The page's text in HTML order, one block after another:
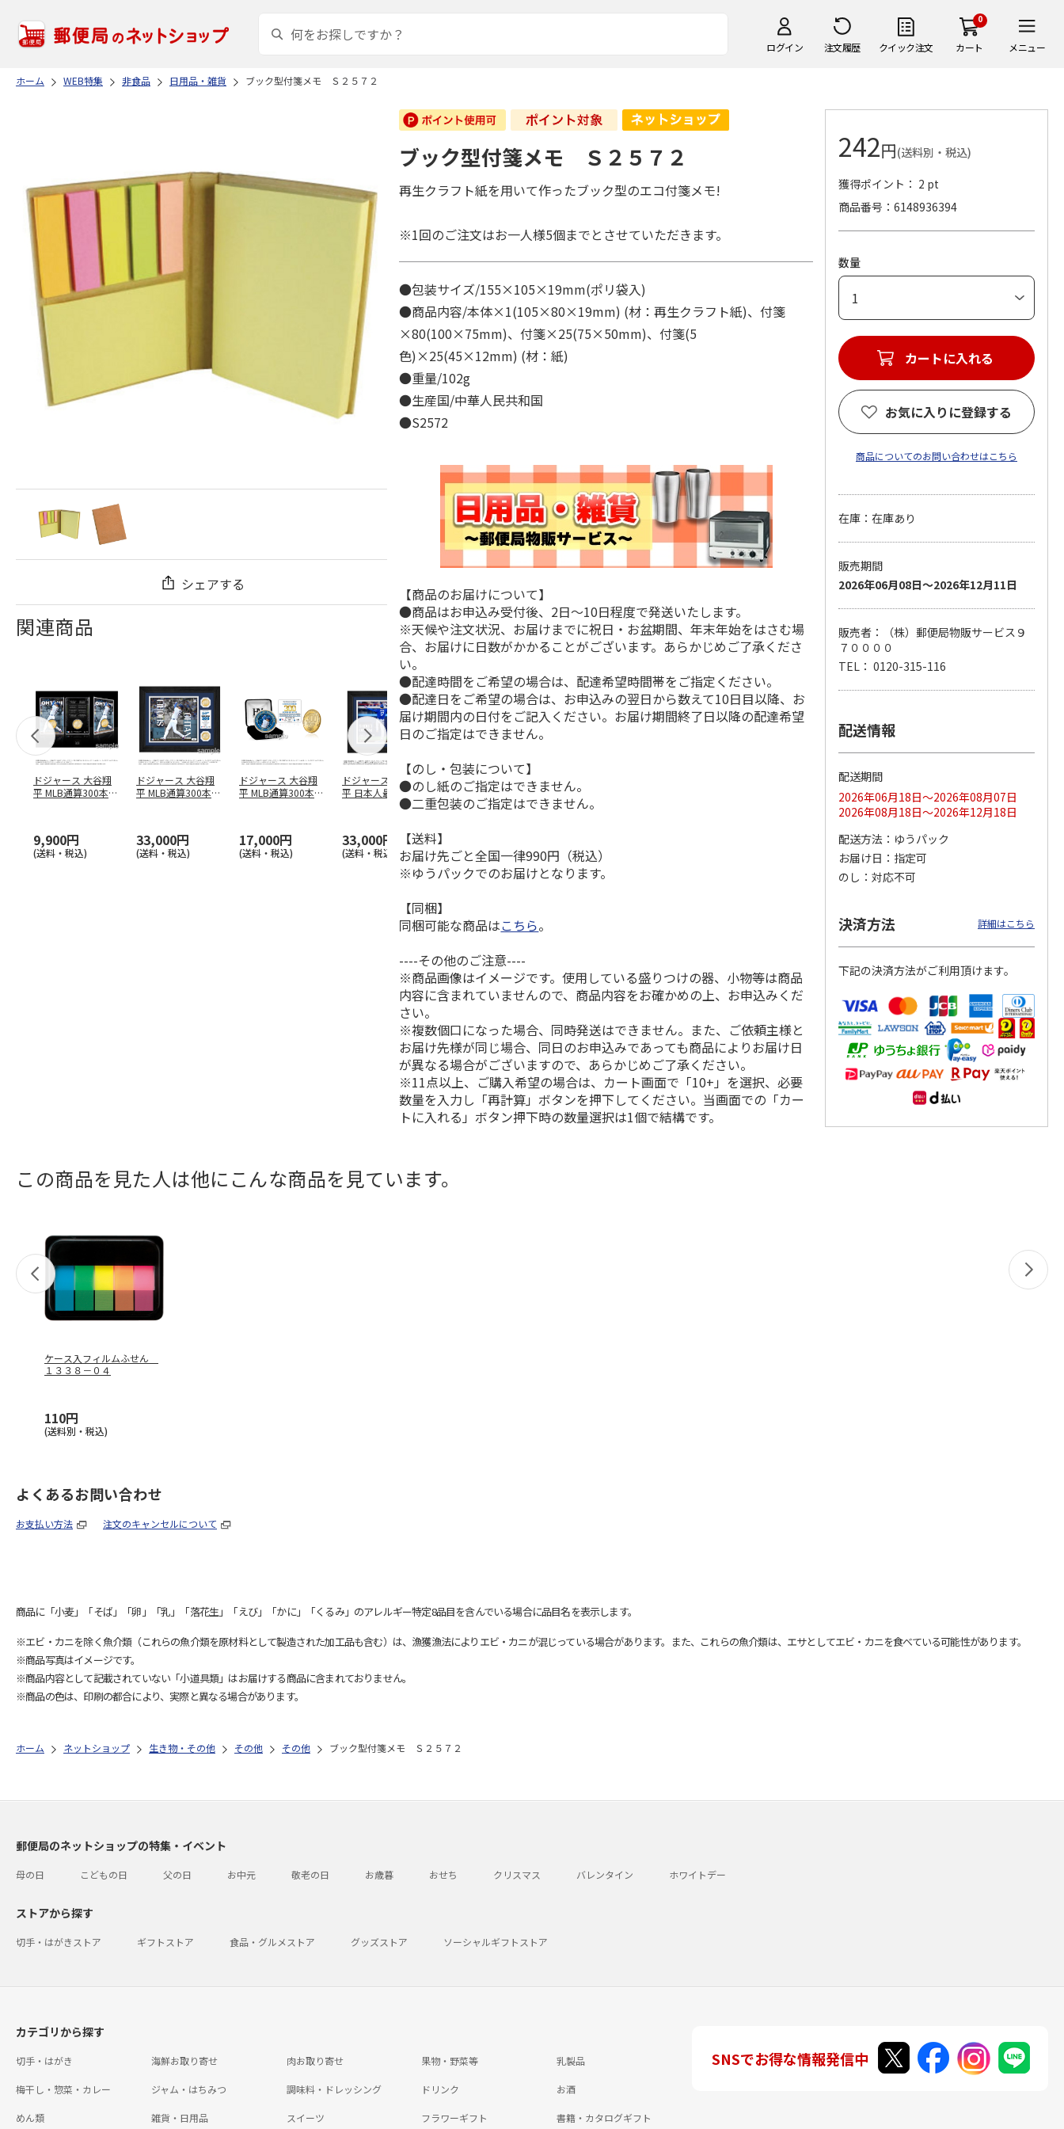
ログイン 注文履歴 クイック注文
0
カート メニュー
ホーム WEB特集 非食品 日用品・雑貨 ブック型付箋メモ Ｓ２５７２
シェアする
関連商品
ドジャース 大谷翔
平 MLB通算300本塁
9,900円
(送料・税込)
ドジャース 大谷翔
平 MLB通算300本塁
33,000円
(送料・税込)
ドジャース 大谷翔
平 MLB通算300本塁
17,000円
(送料・税込)
ドジャース 大谷翔
平 日本人最多53試
合連続出塁記念 ダ
33,000円
(送料・税込)
MLB ドジャース 大
谷翔平 2026 NL 3・
4月投手…
(送料・税込)
ドジャース 大谷翔
平 日本人最多53試
合連続出塁記念 コ
(送料・税込)
ドジャース 大谷翔
平 日本人最多53試
合連続出塁記念 シ
ル…
17,000円
(送料・税込)
谷翔平 2026 NL 3・
4月投手…
ブック型付箋メモ Ｓ２５７２
再生クラフト紙を用いて作ったブック型のエコ付箋メモ!
※1回のご注文はお一人様5個までとさせていただきます。
●包装サイズ/155×105×19mm(ポリ袋入)
●商品内容/本体×1(105×80×19mm) (材：再生クラフト紙)、付箋
×80(100×75mm)、付箋×25(75×50mm)、付箋(5
色)×25(45×12mm) (材：紙)
●重量/102g
●生産国/中華人民共和国
●S2572
【商品のお届けについて】
●商品はお申込み受付後、2日～10日程度で発送いたします。
※天候や注文状況、お届けまでに祝日・お盆期間、年末年始をはさむ場
合、お届けに日数がかかることがございます。あらかじめご了承くださ
い。
●配達時間をご希望の場合は、配達希望時間帯をご指定ください。
●配達日をご希望の場合は、お申込みの翌日から数えて10日目以降、お
届け期間内の日付をご記入ください。お届け期間終了日以降の配達希望
日のご指定はできません。
【のし・包装について】
●のし紙のご指定はできません。
●二重包装のご指定はできません。
【送料】
お届け先ごと全国一律990円（税込）
※ゆうパックでのお届けとなります。
【同梱】
同梱可能な商品はこちら。
----その他のご注意----
※商品画像はイメージです。使用している盛りつけの器、小物等は商品
内容に含まれていませんので、商品内容をお確かめの上、お申込みくだ
さい。
※複数個口になった場合、同時発送はできません。また、ご依頼主様と
お届け先様が同じ場合、同日のお申込みであっても商品によりお届け日
が異なる場合がございますので、あらかじめご了承ください。
※11点以上、ご購入希望の場合は、カート画面で「10+」を選択、必要
数量を入力し「再計算」ボタンを押下してください。当画面での「カー
トに入れる」ボタン押下時の数量選択は1個で結構です。
242円(送料別・税込)
獲得ポイント： 2 pt
商品番号
6148936394
数量
カートに入れる
お気に入りに登録する
商品についてのお問い合わせはこちら
在庫：在庫あり
販売期間
2026年06月08日～2026年12月11日
販売者：（株）郵便局物販サービス９
７００００
TEL： 0120-315-116
配送情報
配送期間
2026年06月18日～2026年08月07日
2026年08月18日～2026年12月18日
配送方法
ゆうパック
お届け日
指定可
のし
対応不可
決済方法 詳細はこちら
下記の決済方法がご利用頂けます。
この商品を見た人は他にこんな商品を見ています。
ケース入フィルムふせん
１３３８－０４
110円
(送料別・税込)
よくあるお問い合わせ
お支払い方法 注文のキャンセルについて
商品に「小麦」「そば」「卵」「乳」「落花生」「えび」「かに」「くるみ」のアレルギー特定8品目を含んでいる場合に品目名を表示します。
※エビ・カニを除く魚介類（これらの魚介類を原材料として製造された加工品も含む）は、漁獲漁法によりエビ・カニが混じっている場合があります。また、これらの魚介類は、エサとしてエビ・カニを食べている可能性があります。
※商品写真はイメージです。
※商品内容として記載されていない「小道具類」はお届けする商品に含まれておりません。
※商品の色は、印刷の都合により、実際と異なる場合があります。
ホーム ネットショップ 生き物・その他 その他 その他 ブック型付箋メモ Ｓ２５７２
郵便局のネットショップの特集・イベント
母の日 こどもの日 父の日 お中元 敬老の日 お歳暮 おせち クリスマス バレンタイン ホワイトデー
ストアから探す
切手・はがきストア ギフトストア 食品・グルメストア グッズストア ソーシャルギフトストア
カテゴリから探す
切手・はがき 海鮮お取り寄せ 肉お取り寄せ 果物・野菜等 乳製品
梅干し・惣菜・カレー ジャム・はちみつ 調味料・ドレッシング ドリンク お酒
めん類 雑貨・日用品 スイーツ フラワーギフト 書籍・カタログギフト
SNSでお得な情報発信中